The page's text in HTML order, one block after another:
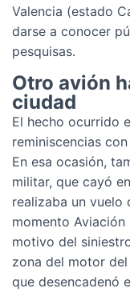
Valencia (estado
darse a conocer
pesquisas.
Otro avión
ciudad
El hecho ocurrido
reminiscencias
En esa ocasión,
militar, que cayó
realizaba un vuelo
momento Aviación
motivo del
zona del motor
que desencadenó